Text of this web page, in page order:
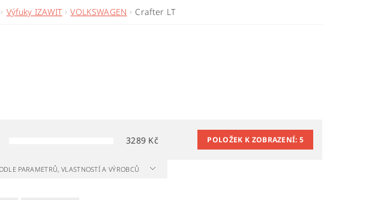
STROJE
VÝROBA A OPRAVY LISTOVÝCH PER
Výfuky IZAWIT VOLKSWAGEN Crafter LT
3289 Kč POLOŽEK K ZOBRAZENÍ:5
PARAMETRŮ, VLASTNOSTÍ A VÝROBCŮ